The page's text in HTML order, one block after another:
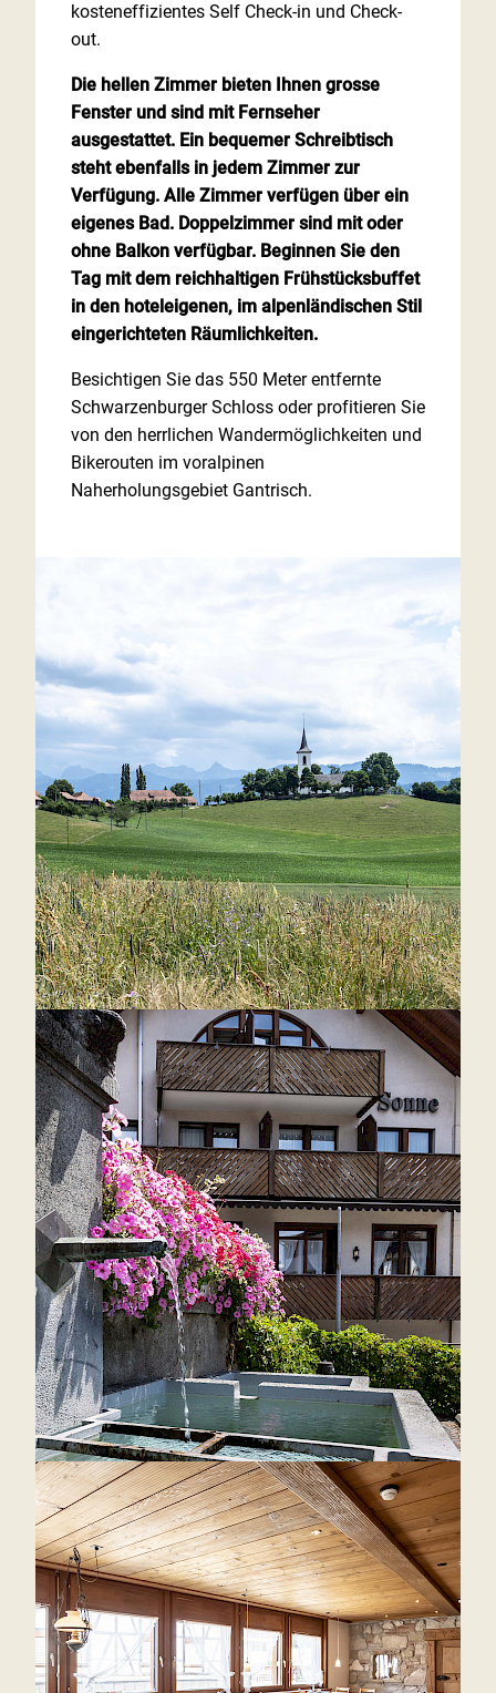
kosteneffizientes Self Check-in und Check-
out.
Die hellen Zimmer bieten Ihnen grosse
Fenster und sind mit Fernseher
ausgestattet. Ein bequemer Schreibtisch
steht ebenfalls in jedem Zimmer zur
Verfügung. Alle Zimmer verfügen über ein
eigenes Bad. Doppelzimmer sind mit oder
ohne Balkon verfügbar. Beginnen Sie den
Tag mit dem reichhaltigen Frühstücksbuffet
in den hoteleigenen, im alpenländischen Stil
eingerichteten Räumlichkeiten.
Besichtigen Sie das 550 Meter entfernte
Schwarzenburger Schloss oder profitieren Sie
von den herrlichen Wandermöglichkeiten und
Bikerouten im voralpinen
Naherholungsgebiet Gantrisch.